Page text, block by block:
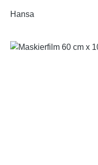
Hansa
Bildergalerie